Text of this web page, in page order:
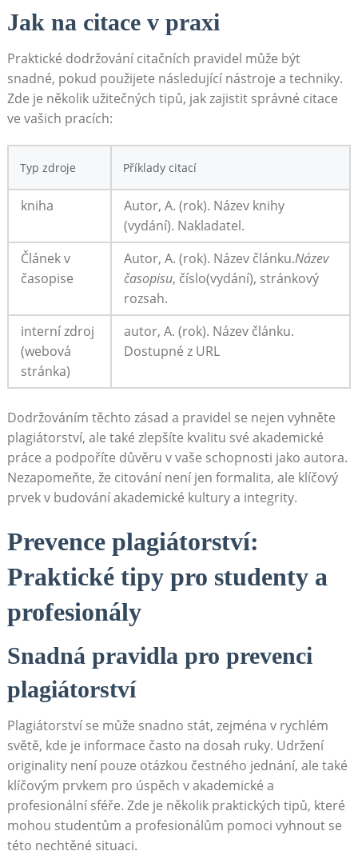
Jak na citace v praxi
Praktické dodržování citačních pravidel může být
snadné, pokud použijete následující nástroje a techniky.
Zde je několik užitečných tipů, jak zajistit správné citace
ve vašich pracích:
Typ zdroje Příklady citací
kniha
Autor, A. (rok). Název knihy
(vydání). Nakladatel.
Článek v
časopise
Autor, A. (rok). Název článku.Název
časopisu, číslo(vydání), stránkový
rozsah.
interní zdroj
(webová
stránka)
autor, A. (rok). Název článku.
Dostupné z URL
Dodržováním těchto zásad a pravidel se nejen vyhněte
plagiátorství, ale také zlepšíte kvalitu své akademické
práce a podpoříte důvěru v vaše schopnosti jako autora.
Nezapomeňte, že citování není jen formalita, ale klíčový
prvek v budování akademické kultury a integrity.
Prevence plagiátorství:
Praktické tipy pro studenty a
profesionály
Snadná pravidla pro prevenci
plagiátorství
Plagiátorství se může snadno stát, zejména v rychlém
světě, kde je informace často na dosah ruky. Udržení
originality není pouze otázkou čestného jednání, ale také
klíčovým prvkem pro úspěch v akademické a
profesionální sféře. Zde je několik praktických tipů, které
mohou studentům a profesionálům pomoci vyhnout se
této nechtěné situaci.